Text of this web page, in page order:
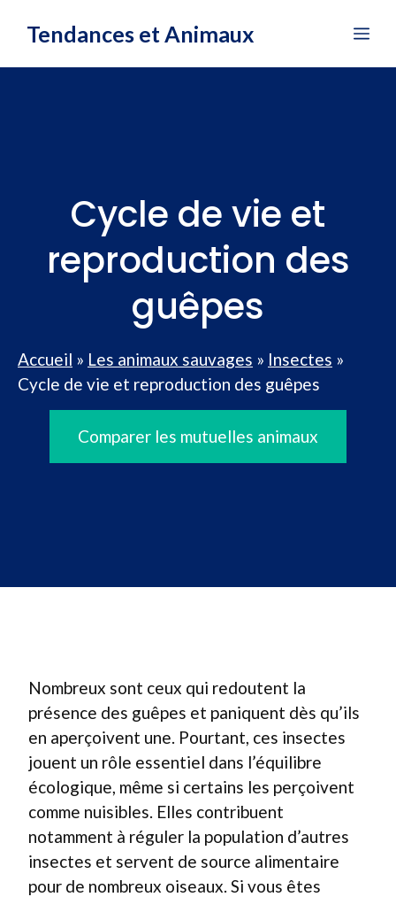
Tendances et Animaux
Cycle de vie et
reproduction des
guêpes
Accueil » Les animaux sauvages » Insectes »
Cycle de vie et reproduction des guêpes
Comparer les mutuelles animaux
Nombreux sont ceux qui redoutent la
présence des guêpes et paniquent dès qu’ils
en aperçoivent une. Pourtant, ces insectes
jouent un rôle essentiel dans l’équilibre
écologique, même si certains les perçoivent
comme nuisibles. Elles contribuent
notamment à réguler la population d’autres
insectes et servent de source alimentaire
pour de nombreux oiseaux. Si vous êtes